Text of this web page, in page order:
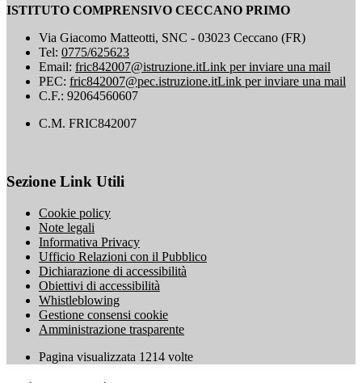
ISTITUTO COMPRENSIVO CECCANO PRIMO
Via Giacomo Matteotti, SNC - 03023 Ceccano (FR)
Tel: 0775/625623
Email: fric842007@istruzione.itLink per inviare una mail
PEC: fric842007@pec.istruzione.itLink per inviare una mail
C.F.: 92064560607
C.M. FRIC842007
Sezione Link Utili
Cookie policy
Note legali
Informativa Privacy
Ufficio Relazioni con il Pubblico
Dichiarazione di accessibilità
Obiettivi di accessibilità
Whistleblowing
Gestione consensi cookie
Amministrazione trasparente
Pagina visualizzata 1214 volte